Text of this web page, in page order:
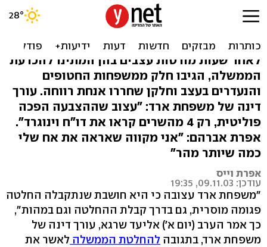
התגובות להכרעת הממשלה:
"משפחת ארד עצובה"
לאחר שעות מורטות עצבים בהן המתינו להכרעת
הממשלה, הגיבו חלק ממשפחות החטופים
והנעדרים בעצב וחלקן שחררו אנחת רווחה. עורך
דינה של משפחת ארד: "עצוב שההצבעה הפכה
פוליטית, רק 4 מהשרים קראו את דו"ח וינוגרד".
אפרת אברהם: "אני מקווה שאראה את אח שלי
כמה שיותר מהר"
אפרת וייס
עודכן: 09.11.03, 19:35
"משפחת ארד עצובה כי היא חושבת שנתקבלה החלטה
פגומה מוסרית, גם בדרך קבלת ההחלטה וגם במהות",
כך אמר הערב (יום א') אליעד שרגא, עורך דינה של
משפחת ארד, בתגובה להחלטת הממשלה לאשר את